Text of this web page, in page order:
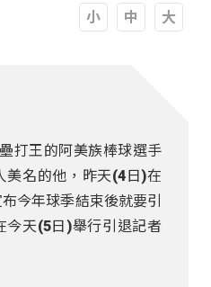
打王的阿美族棒球選手
美名的他，昨天(4日)在
今年球季結束後就要引
今天(5日)舉行引退記者